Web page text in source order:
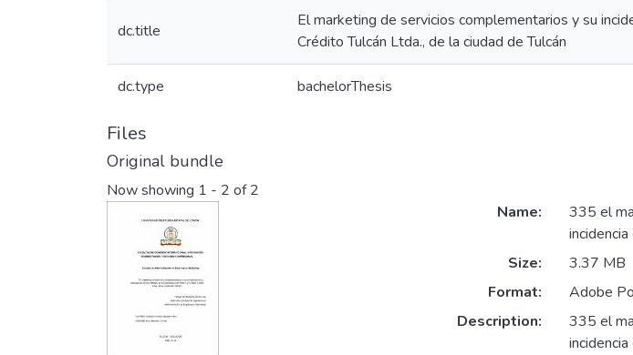
dc.title
El marketing de servicios complementarios y su
Crédito Tulcán Ltda., de la ciudad de Tulcán
dc.type bachelorThesis
Files
Original bundle
Now showing 1 - 2 of 2
Name:
335 el
Size:
3.37 MB
Format:
Adobe
Description:
335 el